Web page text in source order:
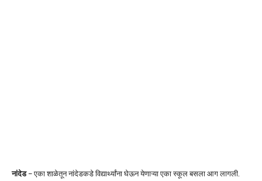
नांदेड– एका शाळेतून नांदेडकडे विद्यार्थ्यांना घेऊन येणाऱ्या एका स्कूल बसला आग लागली.